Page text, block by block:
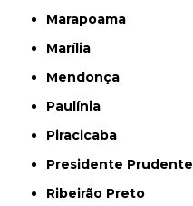
Marapoama
Marília
Mendonça
Paulínia
Piracicaba
Presidente Prudente
Ribeirão Preto